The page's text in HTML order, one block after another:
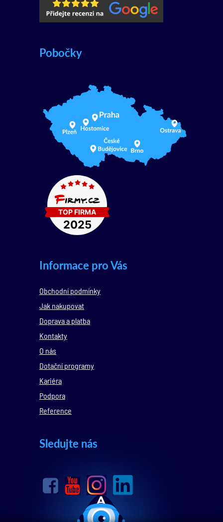
Pobočky
Informace pro Vás
Obchodní podmínky
Jak nakupovat
Doprava a platba
Kontakty
O nás
Dotační programy
Kariéra
Podpora
Reference
Sledujte nás